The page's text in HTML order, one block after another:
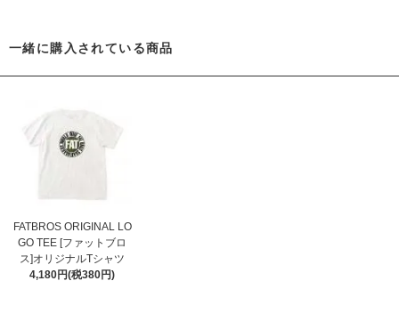
一緒に購入されている商品
FATBROS ORIGINAL LO
GO TEE [ファットブロ
ス]オリジナルTシャツ
4,180円(税380円)